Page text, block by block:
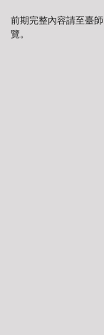
前期完整內容請至臺
覽。